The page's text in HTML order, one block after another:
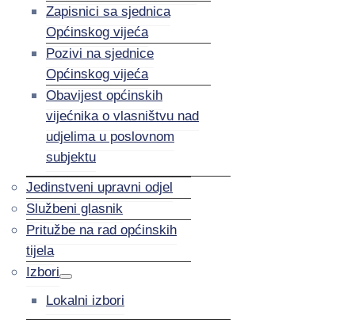
Zapisnici sa sjednica
Općinskog vijeća
Pozivi na sjednice
Općinskog vijeća
Obavijest općinskih
vijećnika o vlasništvu nad
udjelima u poslovnom
subjektu
Jedinstveni upravni odjel
Službeni glasnik
Pritužbe na rad općinskih
tijela
Izbori
Lokalni izbori